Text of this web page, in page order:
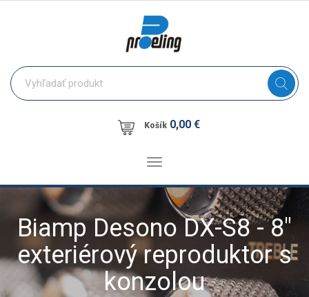
Košík 0,00 €
Toggle
Biamp Desono DX-S8 - 8"
exteriérový reproduktor s
konzolou